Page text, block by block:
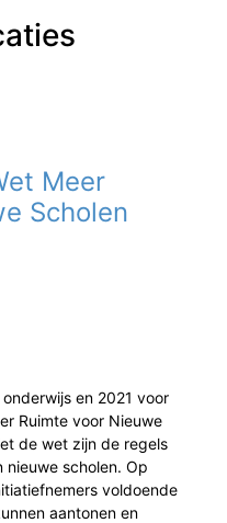
Meer
Scholen
en 2021 voor
Ruimte voor Nieuwe
de wet zijn de regels
scholen. Op
voldoende
aantonen en